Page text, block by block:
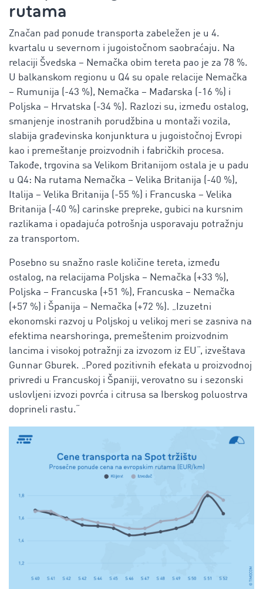
rutama
Značan pad ponude transporta zabeležen je u 4.
kvartalu u severnom i jugoistočnom saobraćaju. Na
relaciji Švedska – Nemačka obim tereta pao je za 78 %.
U balkanskom regionu u Q4 su opale relacije Nemačka
– Rumunija (-43 %), Nemačka – Mađarska (-16 %) i
Poljska – Hrvatska (-34 %). Razlozi su, između ostalog,
smanjenje inostranih porudžbina u montaži vozila,
slabija građevinska konjunktura u jugoistočnoj Evropi
kao i premeštanje proizvodnih i fabričkih procesa.
Takođe, trgovina sa Velikom Britanijom ostala je u padu
u Q4: Na rutama Nemačka – Velika Britanija (-40 %),
Italija – Velika Britanija (-55 %) i Francuska – Velika
Britanija (-40 %) carinske prepreke, gubici na kursnim
razlikama i opadajuća potrošnja usporavaju potražnju
za transportom.
Posebno su snažno rasle količine tereta, između
ostalog, na relacijama Poljska – Nemačka (+33 %),
Poljska – Francuska (+51 %), Francuska – Nemačka
(+57 %) i Španija – Nemačka (+72 %). „Izuzetni
ekonomski razvoj u Poljskoj u velikoj meri se zasniva na
efektima nearshoringa, premeštenim proizvodnim
lancima i visokoj potražnji za izvozom iz EU“, izveštava
Gunnar Gburek. „Pored pozitivnih efekata u proizvodnoj
privredi u Francuskoj i Španiji, verovatno su i sezonski
uslovljeni izvozi povrća i citrusa sa Iberskog poluostrva
doprineli rastu.“